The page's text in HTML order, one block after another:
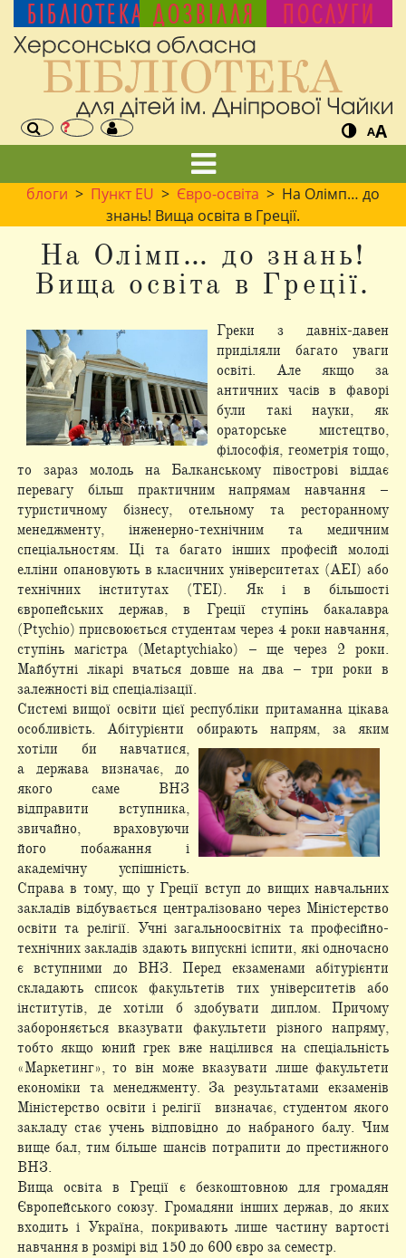
БІБЛІОТЕКА ДОЗВІЛЛЯ ПОСЛУГИ
AA
блоги > Пункт EU > Євро-освіта > На Олімп… до
знань! Вища освіта в Греції.
На Олімп… до знань!
Вища освіта в Греції.
Греки з давніх-давен
приділяли багато уваги
освіті. Але якщо за
античних часів в фаворі
були такі науки, як
ораторське мистецтво,
філософія, геометрія тощо,
то зараз молодь на Балканському півострові віддає
перевагу більш практичним напрямам навчання –
туристичному бізнесу, отельному та ресторанному
менеджменту, інженерно-технічним та медичним
спеціальностям. Ці та багато інших професій молоді
елліни опановують в класичних університетах (АЕІ) або
технічних інститутах (TEI). Як і в більшості
європейських держав, в Греції ступінь бакалавра
(Ptychio) присвоюється студентам через 4 роки навчання,
ступінь магістра (Metaptychiako) – ще через 2 роки.
Майбутні лікарі вчаться довше на два – три роки в
залежності від спеціалізації.
Системі вищої освіти цієї республіки притаманна цікава
особливість. Абітурієнти обирають напрям, за яким
хотіли би навчатися,
а держава визначає, до
якого саме ВНЗ
відправити вступника,
звичайно, враховуючи
його побажання і
академічну успішність.
Справа в тому, що у Греції вступ до вищих навчальних
закладів відбувається централізовано через Міністерство
освіти та релігії. Учні загальноосвітніх та професійно-
технічних закладів здають випускні іспити, які одночасно
є вступними до ВНЗ. Перед екзаменами абітурієнти
складають список факультетів тих університетів або
інститутів, де хотіли б здобувати диплом. Причому
забороняється вказувати факультети різного напряму,
тобто якщо юний грек вже націлився на спеціальність
«Маркетинг», то він може вказувати лише факультети
економіки та менеджменту. За результатами екзаменів
Міністерство освіти і релігії визначає, студентом якого
закладу стає учень відповідно до набраного балу. Чим
вище бал, тим більше шансів потрапити до престижного
ВНЗ.
Вища освіта в Греції є безкоштовною для громадян
Європейського союзу. Громадяни інших держав, до яких
входить і Україна, покривають лише частину вартості
навчання в розмірі від 150 до 600 євро за семестр.